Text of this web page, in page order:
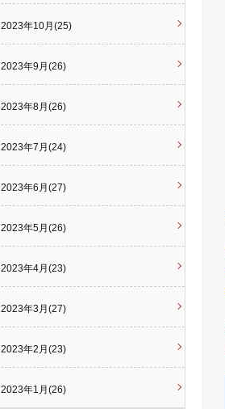
2023年10月(25)
2023年9月(26)
2023年8月(26)
2023年7月(24)
2023年6月(27)
2023年5月(26)
2023年4月(23)
2023年3月(27)
2023年2月(23)
2023年1月(26)